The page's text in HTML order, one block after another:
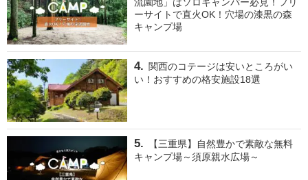
ーサイトで直火OK！穴場の漆黒の森
キャンプ場
関西のコテージは安いところがい
い！おすすめの格安施設18選
【三重県】自然豊かで素敵な無料
キャンプ場～須原親水広場～